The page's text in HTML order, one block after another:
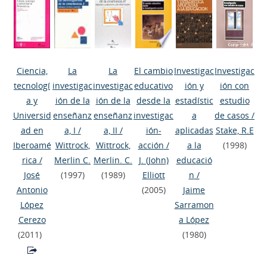
Ciencia,
tecnologí
a y
Universid
ad en
Iberoamé
rica /
José
Antonio
López
Cerezo
(2011)
La
investigac
ión de la
enseñanz
a, I /
Wittrock,
Merlin C.
(1997)
La
investigac
ión de la
enseñanz
a, II /
Wittrock,
Merlin. C.
(1989)
El cambio
educativo
desde la
investigac
ión-
acción /
J. (John)
Elliott
(2005)
Investigac
ión y
estadístic
a
aplicadas
a la
educació
n /
Jaime
Sarramon
a López
(1980)
Investigac
ión con
estudio
de casos /
Stake, R.E
(1998)